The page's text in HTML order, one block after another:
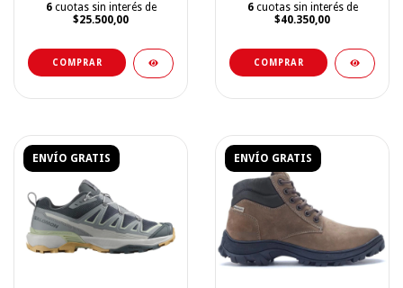
6 cuotas sin interés de
$25.500,00
COMPRAR
6 cuotas sin interés de
$40.350,00
COMPRAR
ENVÍO GRATIS ENVÍO GRATIS